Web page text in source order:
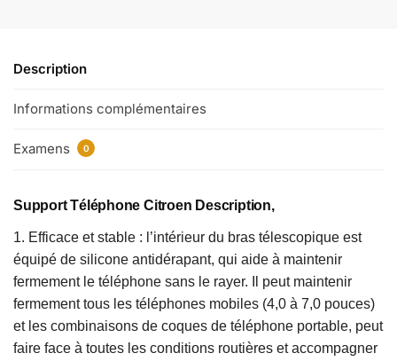
Description
Informations complémentaires
Examens 0
Support Téléphone Citroen Description,
1. Efficace et stable : l’intérieur du bras télescopique est
équipé de silicone antidérapant, qui aide à maintenir
fermement le téléphone sans le rayer. Il peut maintenir
fermement tous les téléphones mobiles (4,0 à 7,0 pouces)
et les combinaisons de coques de téléphone portable, peut
faire face à toutes les conditions routières et accompagner